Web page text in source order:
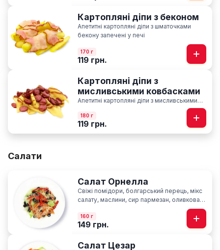
Картопляні діпи з беконом
Апетитні картопляні діпи з шматочками
бекону запечені у печі
170 г
119 грн.
Картопляні діпи з
мисливськими ковбасками
Апетитні картопляні діпи з мисливськими
ковбасками запечені у печі із соусом BBQ
180 г
119 грн.
Салати
Салат Орнелла
Свіжі помідори, болгарський перець, мікс
салату, маслини, сир пармезан, оливкова
160 г
149 грн.
Салат Цезар